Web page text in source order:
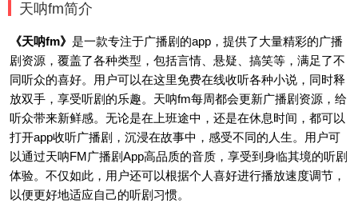
天呐fm简介
《天呐fm》 是一款专注于广播剧的app，提供了大量精彩的广播
剧资源，覆盖了各种类型，包括言情、悬疑、搞笑等，满足了不
同听众的喜好。用户可以在这里免费在线收听各种小说，同时释
放双手，享受听剧的乐趣。天呐fm每周都会更新广播剧资源，给
听众带来新鲜感。无论是在上班途中，还是在休息时间，都可以
打开app收听广播剧，沉浸在故事中，感受不同的人生。用户可
以通过天呐FM广播剧App高品质的音质，享受到身临其境的听剧
体验。不仅如此，用户还可以根据个人喜好进行播放速度调节，
以便更好地适应自己的听剧习惯。